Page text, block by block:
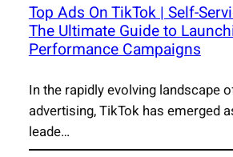
Top Ads On TikTok | Self-
The Ultimate Guide to
Performance Campaigns
In the rapidly evolving landscape
advertising, TikTok has emerged
leade…